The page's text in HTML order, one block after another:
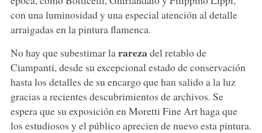
con una luminosidad y una especial atención al detalle
arraigadas en la pintura flamenca.
No hay que subestimar la rarezadel retablo de
Ciampanti, desde su excepcional estado de conservación
hasta los detalles de su encargo que han salido a la luz
gracias a recientes descubrimientos de archivos. Se
espera que su exposición en Moretti Fine Art haga que
los estudiosos y el público aprecien de nuevo esta pintura.